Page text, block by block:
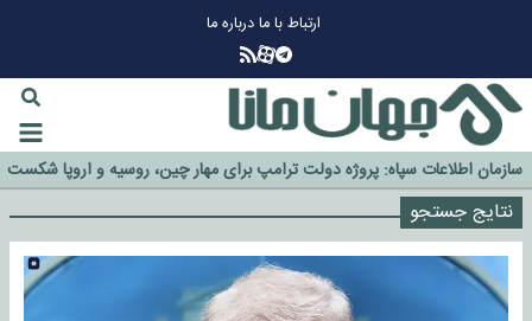
ارتباط با مادرباره ما
چرا طلا دوباره افزایشی شد؟
گزینه جدایی اوسمار روی میز مدیران پرسپولیس
آیا رئیس جمهور آمریکا قانون را دور می‌زند؟
اخراج رسمی چهره نامدار از پرسپولیس
سازمان اطلاعات سپاه: پروژه دولت ترامپ برای مهار چین، روسیه و اروپا شکست
خورد
نتایج جستجو